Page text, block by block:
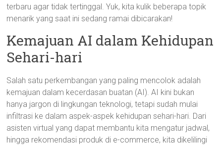
terbaru agar tidak tertinggal. Yuk, kita kulik beberapa topik
menarik yang saat ini sedang ramai dibicarakan!
Kemajuan AI dalam Kehidupan
Sehari-hari
Salah satu perkembangan yang paling mencolok adalah
kemajuan dalam kecerdasan buatan (AI). AI kini bukan
hanya jargon di lingkungan teknologi, tetapi sudah mulai
infiltrasi ke dalam aspek-aspek kehidupan sehari-hari. Dari
asisten virtual yang dapat membantu kita mengatur jadwal,
hingga rekomendasi produk di e-commerce, kita dikelilingi